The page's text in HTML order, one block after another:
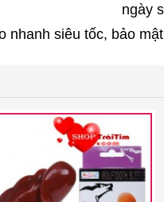
ngày
nhanh siêu tốc, bảo